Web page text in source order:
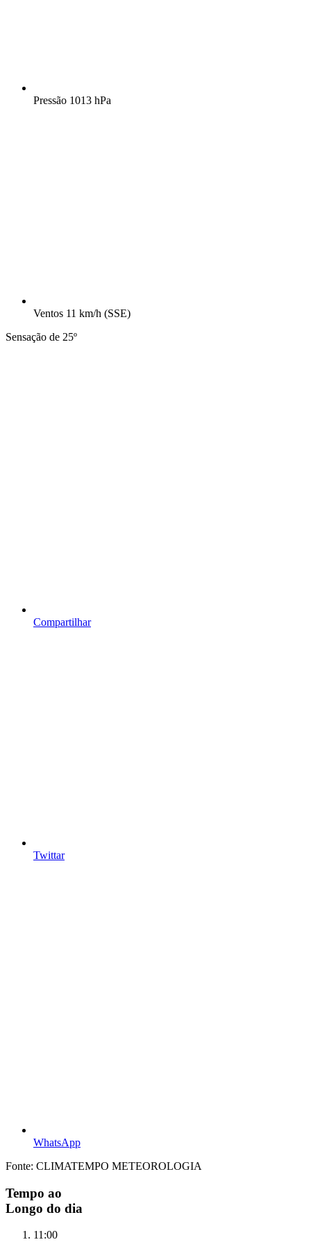
Pressão 1013 hPa
Ventos 11 km/h (SSE)
Sensação de 25º
Compartilhar
Twittar
WhatsApp
Fonte: CLIMATEMPO METEOROLOGIA
Tempo ao
Longo do dia
11:00